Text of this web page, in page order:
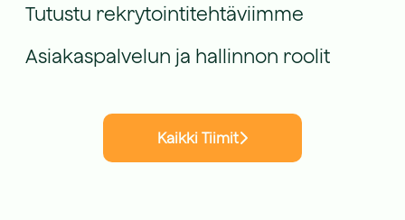
Tutustu rekrytointitehtäviimme
Asiakaspalvelun ja hallinnon roolit
Kaikki Tiimit